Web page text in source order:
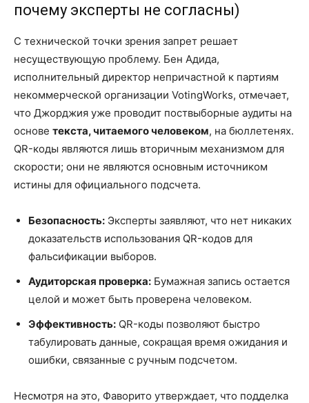
почему эксперты не согласны)
С технической точки зрения запрет решает
несуществующую проблему. Бен Адида,
исполнительный директор непричастной к партиям
некоммерческой организации VotingWorks, отмечает,
что Джорджия уже проводит поствыборные аудиты на
основе текста, читаемого человеком, на бюллетенях.
QR-коды являются лишь вторичным механизмом для
скорости; они не являются основным источником
истины для официального подсчета.
Безопасность: Эксперты заявляют, что нет никаких
доказательств использования QR-кодов для
фальсификации выборов.
Аудиторская проверка: Бумажная запись остается
целой и может быть проверена человеком.
Эффективность: QR-коды позволяют быстро
табулировать данные, сокращая время ожидания и
ошибки, связанные с ручным подсчетом.
Несмотря на это, Фаворито утверждает, что подделка